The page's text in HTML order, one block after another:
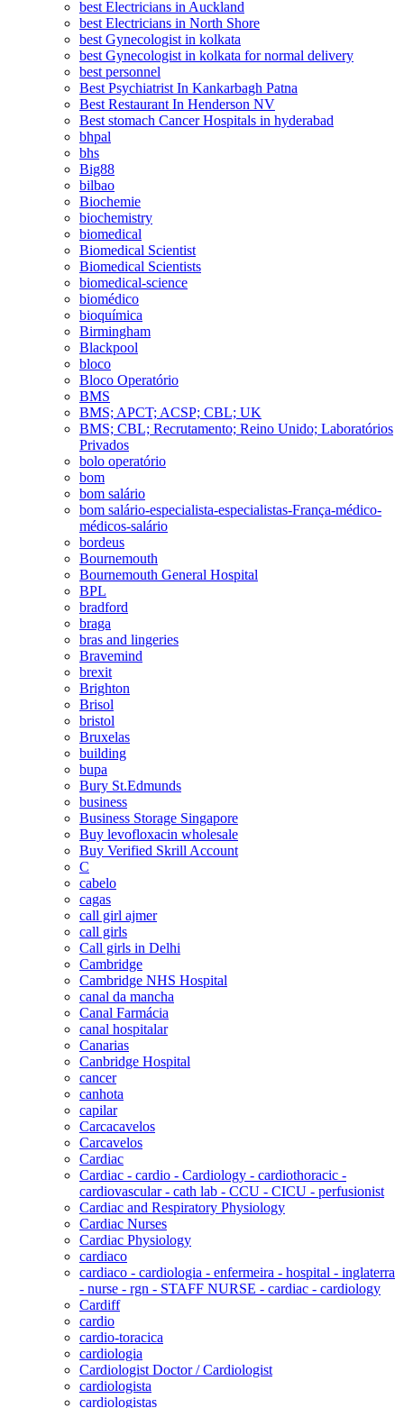
best Electricians in Auckland
best Electricians in North Shore
best Gynecologist in kolkata
best Gynecologist in kolkata for normal delivery
best personnel
Best Psychiatrist In Kankarbagh Patna
Best Restaurant In Henderson NV
Best stomach Cancer Hospitals in hyderabad
bhpal
bhs
Big88
bilbao
Biochemie
biochemistry
biomedical
Biomedical Scientist
Biomedical Scientists
biomedical-science
biomédico
bioquímica
Birmingham
Blackpool
bloco
Bloco Operatório
BMS
BMS; APCT; ACSP; CBL; UK
BMS; CBL; Recrutamento; Reino Unido; Laboratórios
Privados
bolo operatório
bom
bom salário
bom salário-especialista-especialistas-França-médico-
médicos-salário
bordeus
Bournemouth
Bournemouth General Hospital
BPL
bradford
braga
bras and lingeries
Bravemind
brexit
Brighton
Brisol
bristol
Bruxelas
building
bupa
Bury St.Edmunds
business
Business Storage Singapore
Buy levofloxacin wholesale
Buy Verified Skrill Account
C
cabelo
cagas
call girl ajmer
call girls
Call girls in Delhi
Cambridge
Cambridge NHS Hospital
canal da mancha
Canal Farmácia
canal hospitalar
Canarias
Canbridge Hospital
cancer
canhota
capilar
Carcacavelos
Carcavelos
Cardiac
Cardiac - cardio - Cardiology - cardiothoracic -
cardiovascular - cath lab - CCU - CICU - perfusionist
Cardiac and Respiratory Physiology
Cardiac Nurses
Cardiac Physiology
cardiaco
cardiaco - cardiologia - enfermeira - hospital - inglaterra
- nurse - rgn - STAFF NURSE - cardiac - cardiology
Cardiff
cardio
cardio-toracica
cardiologia
Cardiologist Doctor / Cardiologist
cardiologista
cardiologistas